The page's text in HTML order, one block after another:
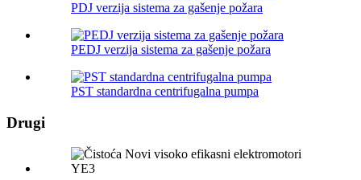
PDJ verzija sistema za gašenje požara
PEDJ verzija sistema za gašenje požara
PST standardna centrifugalna pumpa
Drugi